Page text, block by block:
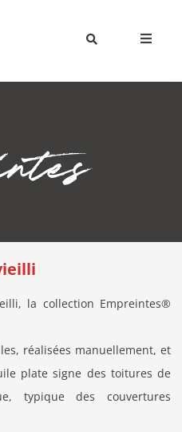
la collection Empreintes®
réalisées manuellement, et
plate signe des toitures de
typique des couvertures